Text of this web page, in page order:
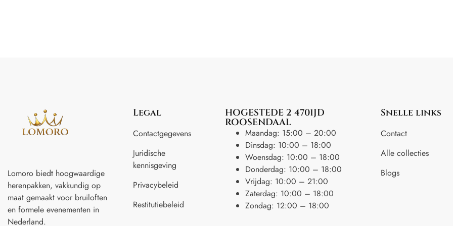
Lomoro biedt hoogwaardige
herenpakken, vakkundig op
maat gemaakt voor bruiloften
en formele evenementen in
Nederland.
Legal
Contactgegevens
Juridische
kennisgeving
Privacybeleid
Restitutiebeleid
HOGESTEDE 2 4701JD
ROOSENDAAL
Maandag: 15:00 – 20:00
Dinsdag: 10:00 – 18:00
Woensdag: 10:00 – 18:00
Donderdag: 10:00 – 18:00
Vrijdag: 10:00 – 21:00
Zaterdag: 10:00 – 18:00
Zondag: 12:00 – 18:00
Snelle links
Contact
Alle collecties
Blogs